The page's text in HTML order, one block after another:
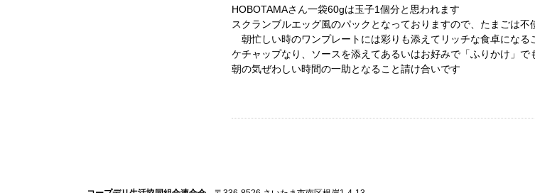
HOBOTAMAさん一袋60gは玉子1個分と思われます
スクランブルエッグ風のパックとなっておりますので、たまごは
朝忙しい時のワンプレートには彩りも添えてリッチな食卓になる
ケチャップなり、ソースを添えてあるいはお好みで「ふりかけ」で
朝の気ぜわしい時間の一助となること請け合いです